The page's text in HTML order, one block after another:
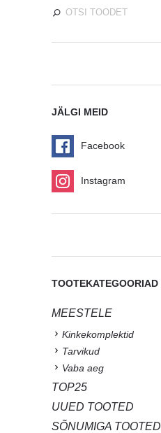
JÄLGI MEID
Facebook
Instagram
TOOTEKATEGOORIAD
MEESTELE
Kinkekomplektid
Tarvikud
Vaba aeg
TOP25
UUED TOOTED
SÕNUMIGA TOOTED